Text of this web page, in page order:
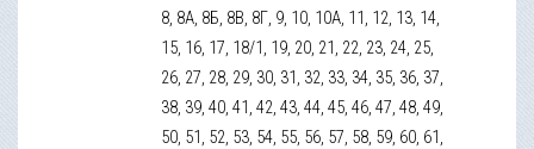
8, 8А, 8Б, 8В, 8Г, 9, 10, 10А, 11, 12, 13, 14,
15, 16, 17, 18/1, 19, 20, 21, 22, 23, 24, 25,
26, 27, 28, 29, 30, 31, 32, 33, 34, 35, 36, 37,
38, 39, 40, 41, 42, 43, 44, 45, 46, 47, 48, 49,
50, 51, 52, 53, 54, 55, 56, 57, 58, 59, 60, 61,